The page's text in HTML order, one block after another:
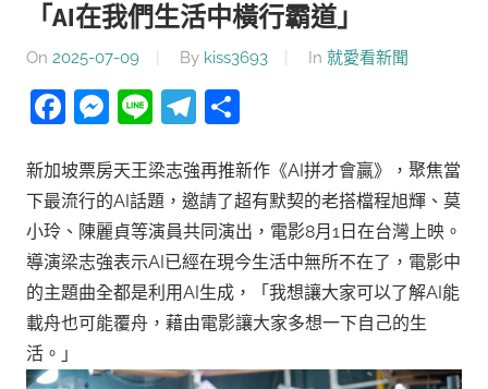
「AI在我們生活中橫行霸道」
On 2025-07-09 By kiss3693 In 就愛看新聞
Facebook
Messenger
LineTelegram
新加坡票房天王梁志強再推新作《AI拼才會贏》，聚焦當
下最流行的AI話題，邀請了超有默契的老搭檔程旭輝、莫
小玲、陳麗貞等演員共同演出，電影8月1日在台灣上映。
導演梁志強表示AI已經在現今生活中無所不在了，電影中
的主題曲全都是利用AI生成，「我想讓大家可以了解AI能
載舟也可能覆舟，藉由電影讓大家多想一下自己的生
活。」